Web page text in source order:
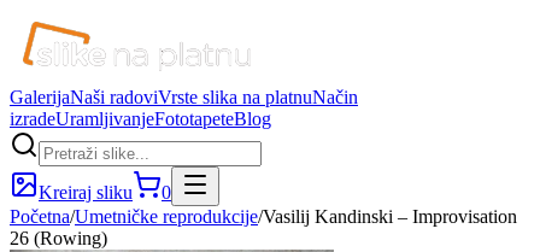
GalerijaNaši radoviVrste slika na platnuNačin
izradeUramljivanjeFototapeteBlog
Kreiraj sliku
0
Početna/Umetničke reprodukcije/Vasilij Kandinski – Improvisation
26 (Rowing)